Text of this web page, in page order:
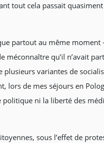
tout cela passait
partout au même
qu’il n’avait
variantes de
lors de mes séjours en
ni la liberté des
sous l’effet de